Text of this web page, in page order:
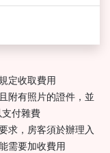
定收取費用
附有照片的證件，並
付雜費
求，房客須於辦理入
需要加收費用